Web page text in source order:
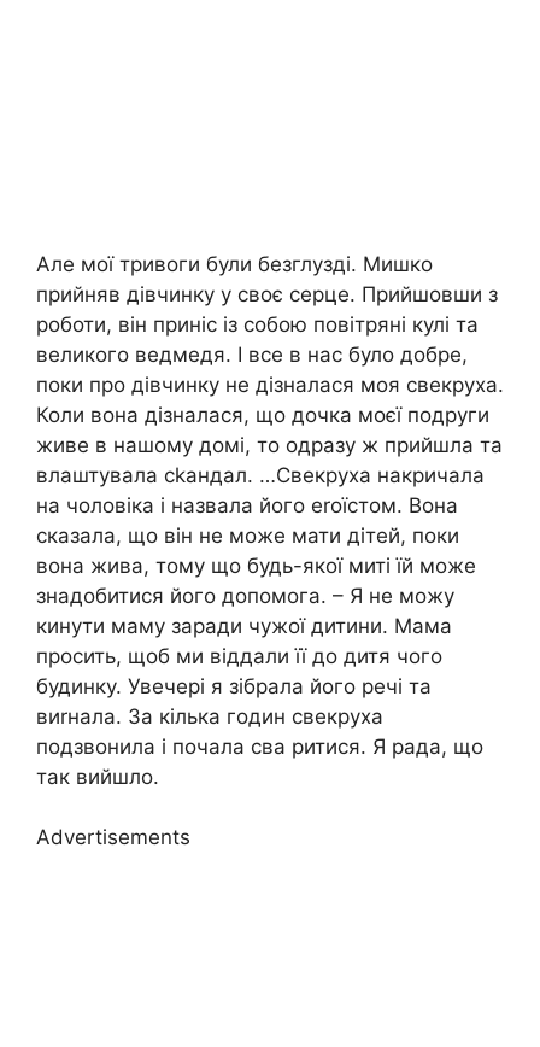
Але мої тривоги були безглузді. Мишко
прийняв дівчинку у своє серце. Прийшовши з
роботи, він приніс із собою повітряні кулі та
великого ведмедя. І все в нас було добре,
поки про дівчинку не дізналася моя свекруха.
Коли вона дізналася, що дочка моєї подруги
живе в нашому домі, то одразу ж прийшла та
влаштувала сkандал. …Свекруха накричала
на чоловіка і назвала його еrоїстом. Вона
сказала, що він не може мати дітей, поки
вона жива, тому що будь-якої миті їй може
знадобитися його допомога. – Я не можу
кинути маму заради чужої дитини. Мама
просить, щоб ми віддали її до дитя чого
будинку. Увечері я зібрала його речі та
виrнала. За кілька годин свекруха
подзвонила і почала сва ритися. Я рада, що
так вийшло.
Advertisements